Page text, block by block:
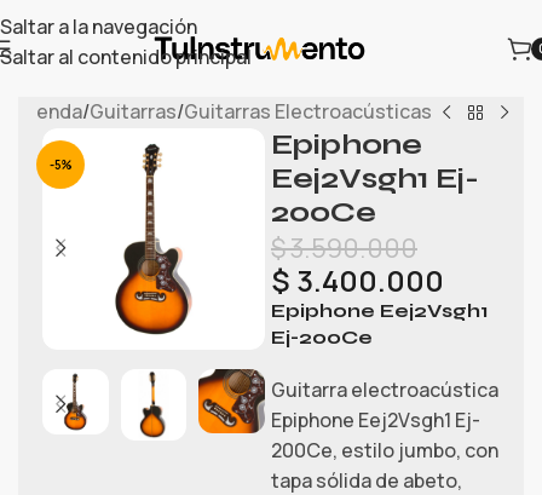
Saltar a la navegación
Saltar al contenido principal
Tienda/Guitarras/Guitarras Electroacústicas
-5%
Epiphone
Eej2Vsgh1 Ej-
200Ce
$3.590.000
$ 3.400.000
Epiphone Eej2Vsgh1
Ej-200Ce
Guitarra electroacústica
Epiphone Eej2Vsgh1 Ej-
200Ce, estilo jumbo, con
tapa sólida de abeto,